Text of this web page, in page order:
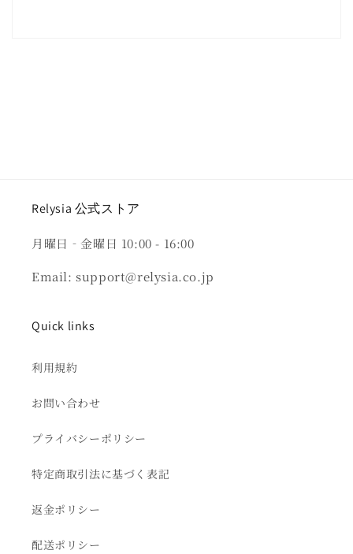
Relysia 公式ストア
月曜日‐金曜日 10:00 - 16:00
Email: support@relysia.co.jp
Quick links
利用規約
お問い合わせ
プライバシーポリシー
特定商取引法に基づく表記
返金ポリシー
配送ポリシー